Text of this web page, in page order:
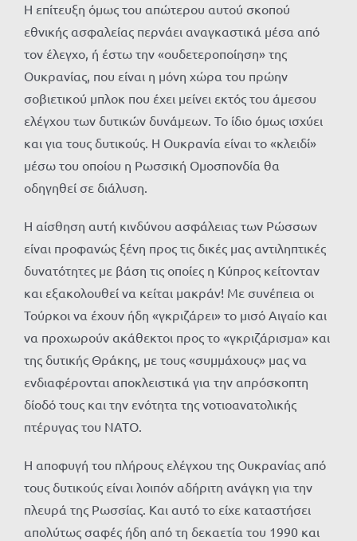
Η επίτευξη όμως του απώτερου αυτού σκοπού
εθνικής ασφαλείας περνάει αναγκαστικά μέσα από
τον έλεγχο, ή έστω την «ουδετεροποίηση» της
Ουκρανίας, που είναι η μόνη χώρα του πρώην
σοβιετικού μπλοκ που έχει μείνει εκτός του άμεσου
ελέγχου των δυτικών δυνάμεων. Το ίδιο όμως ισχύει
και για τους δυτικούς. Η Ουκρανία είναι το «κλειδί»
μέσω του οποίου η Ρωσσική Ομοσπονδία θα
οδηγηθεί σε διάλυση.
Η αίσθηση αυτή κινδύνου ασφάλειας των Ρώσσων
είναι προφανώς ξένη προς τις δικές μας αντιληπτικές
δυνατότητες με βάση τις οποίες η Κύπρος κείτονταν
και εξακολουθεί να κείται μακράν! Με συνέπεια οι
Τούρκοι να έχουν ήδη «γκριζάρει» το μισό Αιγαίο και
να προχωρούν ακάθεκτοι προς το «γκριζάρισμα» και
της δυτικής Θράκης, με τους «συμμάχους» μας να
ενδιαφέρονται αποκλειστικά για την απρόσκοπτη
δίοδό τους και την ενότητα της νοτιοανατολικής
πτέρυγας του ΝΑΤΟ.
Η αποφυγή του πλήρους ελέγχου της Ουκρανίας από
τους δυτικούς είναι λοιπόν αδήριτη ανάγκη για την
πλευρά της Ρωσσίας. Και αυτό το είχε καταστήσει
απολύτως σαφές ήδη από τη δεκαετία του 1990 και